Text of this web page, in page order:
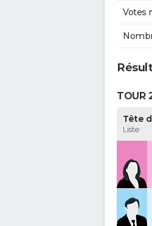
Votes
TOUR
Tête
Liste